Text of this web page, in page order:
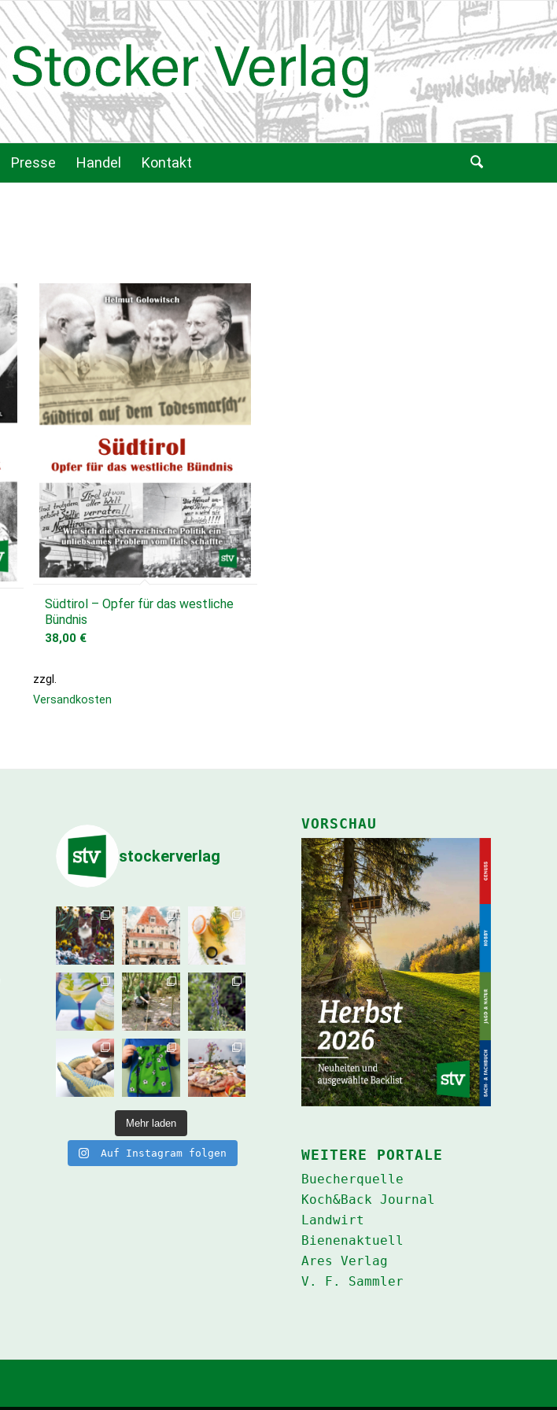
Presse Handel Kontakt
Südtirol – Opfer für das westliche
Bündnis
38,00 €
zzgl.
Versandkosten
stockerverlag
Mehr laden
Auf Instagram folgen
VORSCHAU
WEITERE PORTALE
Buecherquelle
Koch&Back Journal
Landwirt
Bienenaktuell
Ares Verlag
V. F. Sammler